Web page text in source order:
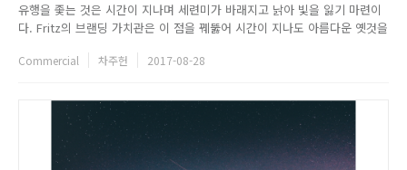
유행을 좇는 것은 시간이 지나며 세련미가 바래지고 낡아 빛을 잃기 마련이
다. Fritz의 브랜딩 가치관은 이 점을 꿰뚫어 시간이 지나도 아름다운 옛것을
데, 근방의 세련된 다른 커피숍들보다 붐비고 주말이면 빈자리를 찾기가 어
Commercial 차주헌 2017-08-28